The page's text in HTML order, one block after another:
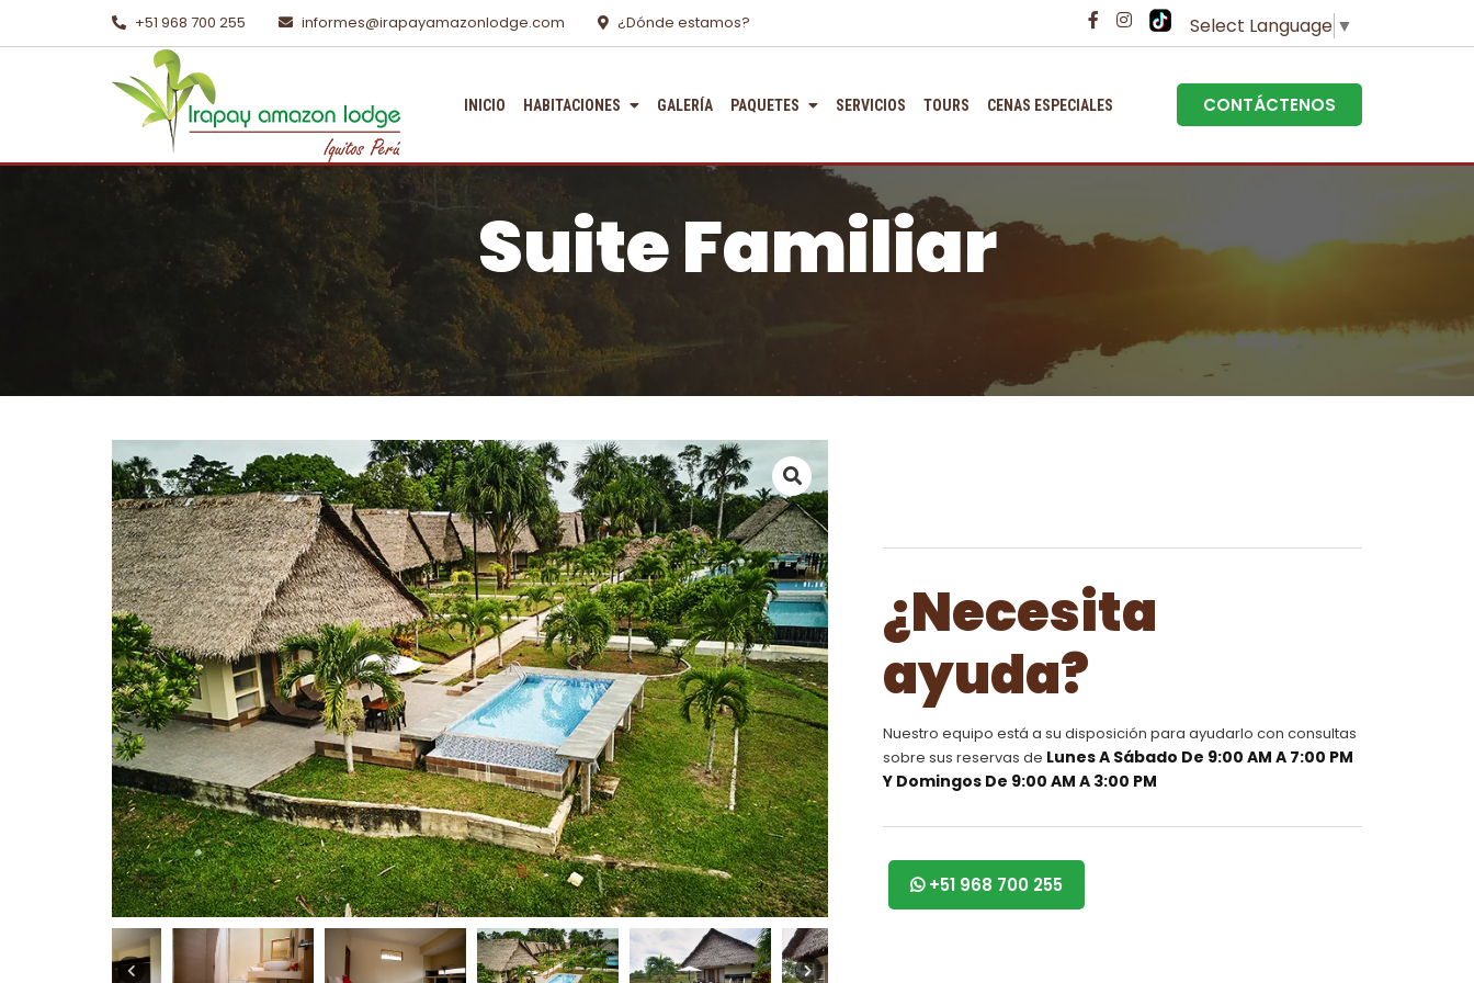
+51 968 700 255 informes@irapayamazonlodge.com ¿Dónde estamos? Select Language ▼
INICIO HABITACIONES GALERÍA PAQUETES SERVICIOS TOURS CENAS ESPECIALES CONTÁCTENOS
Suite Familiar
¿Necesita
ayuda?
Nuestro equipo está a su disposición para ayudarlo con consultas
sobre sus reservas de Lunes A Sábado De 9:00 AM A 7:00 PM
Y Domingos De 9:00 AM A 3:00 PM
+51 968 700 255